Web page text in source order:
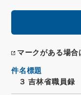
マークがある場合
件名標題
３ 吉林省職員録